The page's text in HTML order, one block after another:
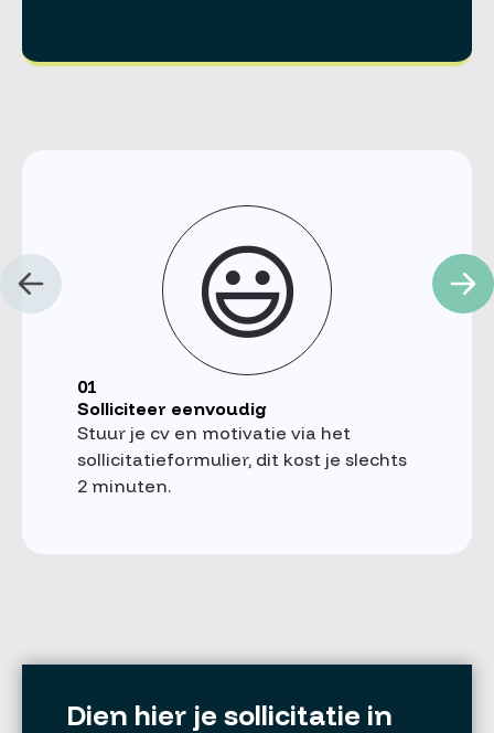
😃
01
Solliciteer eenvoudig
Stuur je cv en motivatie via het
sollicitatieformulier, dit kost je slechts
2 minuten.
Dien hier je sollicitatie in